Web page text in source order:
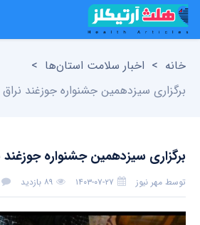
خانه > اخبار سلامت استان‌ها >
برگزاری سیزدهمین جشنواره جوزغند نراق
برگزاری سیزدهمین جشنواره جوزغند
توسط مهر نیوز ۱۴۰۳-۰۷-۲۷ ۸۹ بازدید